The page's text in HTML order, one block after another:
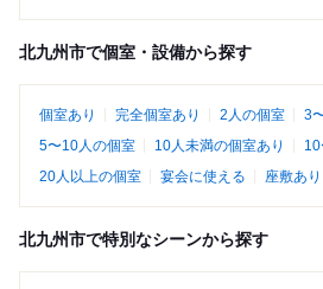
北九州市で個室・設備から探す
個室あり 完全個室あり 2人の個室
3
5〜10人の個室
10人未満の個室あり
20人以上の個室
宴会に使える 座敷あり
北九州市で特別なシーンから探す